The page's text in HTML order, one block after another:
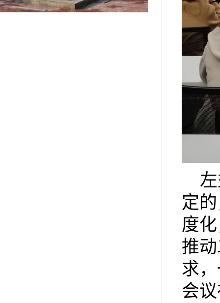
定
度
推
求
会